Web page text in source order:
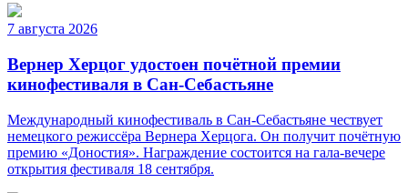
7 августа 2026
Вернер Херцог удостоен почётной премии
кинофестиваля в Сан-Себастьяне
Международный кинофестиваль в Сан-Себастьяне чествует
немецкого режиссёра Вернера Херцога. Он получит почётную
премию «Доностия». Награждение состоится на гала-вечере
открытия фестиваля 18 сентября.